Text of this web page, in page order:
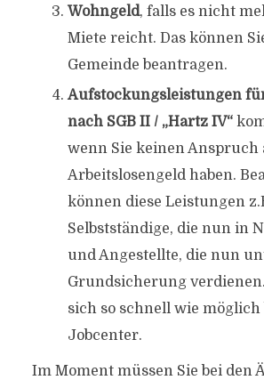
Wohngeld, falls es nicht
Miete reicht. Das können
Gemeinde beantragen.
Aufstockungsleistungen
nach SGB II / „Hartz IV“
wenn Sie keinen Anspruch
Arbeitslosengeld haben.
können diese Leistungen
Selbstständige, die nun in
und Angestellte, die nun
Grundsicherung
sich so schnell wie möglich
Jobcenter.
Im Moment müssen Sie bei den